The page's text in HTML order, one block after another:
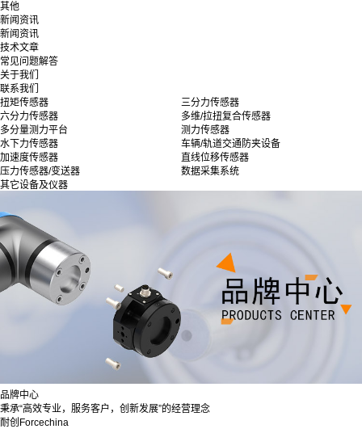
其他
新闻资讯
新闻资讯
技术文章
常见问题解答
关于我们
联系我们
扭矩传感器
三分力传感器
六分力传感器
多维/拉扭复合传感器
多分量测力平台
测力传感器
水下力传感器
车辆/轨道交通防夹设备
加速度传感器
直线位移传感器
压力传感器/变送器
数据采集系统
其它设备及仪器
品牌中心
秉承“高效专业，服务客户，创新发展”的经营理念
耐创Forcechina